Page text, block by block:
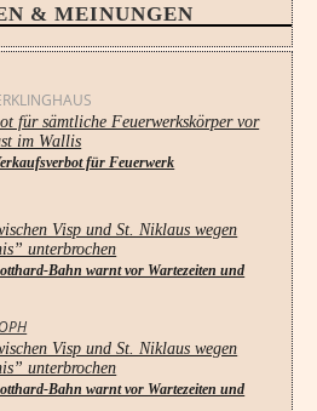
& MEINUNGEN
für sämtliche Feuerwerkskörper vor
im Wallis
für Feuerwerk
Visp und St. Niklaus wegen
unterbrochen
Bahn warnt vor Wartezeiten und
Visp und St. Niklaus wegen
unterbrochen
Bahn warnt vor Wartezeiten und